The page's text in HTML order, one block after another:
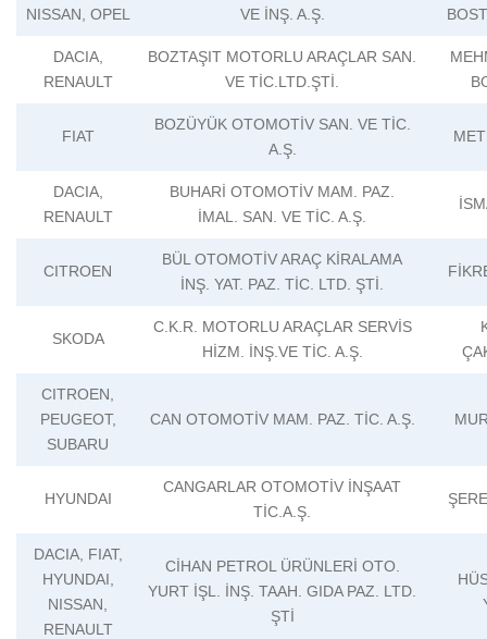
NISSAN, OPEL
VE İNŞ. A.Ş.
DACIA,
RENAULT
BOZTAŞIT MOTORLU ARAÇLAR SAN.
VE TİC.LTD.ŞTİ.
FIAT
BOZÜYÜK OTOMOTİV SAN. VE TİC.
A.Ş.
DACIA,
RENAULT
BUHARİ OTOMOTİV MAM. PAZ.
İMAL. SAN. VE TİC. A.Ş.
CITROEN
BÜL OTOMOTİV ARAÇ KİRALAMA
İNŞ. YAT. PAZ. TİC. LTD. ŞTİ.
SKODA
C.K.R. MOTORLU ARAÇLAR SERVİS
HİZM. İNŞ.VE TİC. A.Ş.
CITROEN,
PEUGEOT,
SUBARU
CAN OTOMOTİV MAM. PAZ. TİC. A.Ş.
HYUNDAI
CANGARLAR OTOMOTİV İNŞAAT
TİC.A.Ş.
DACIA, FIAT,
HYUNDAI,
NISSAN,
RENAULT
CİHAN PETROL ÜRÜNLERİ OTO.
YURT İŞL. İNŞ. TAAH. GIDA PAZ. LTD.
ŞTİ